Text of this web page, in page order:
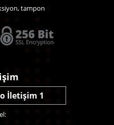
tampon
İletişim 1